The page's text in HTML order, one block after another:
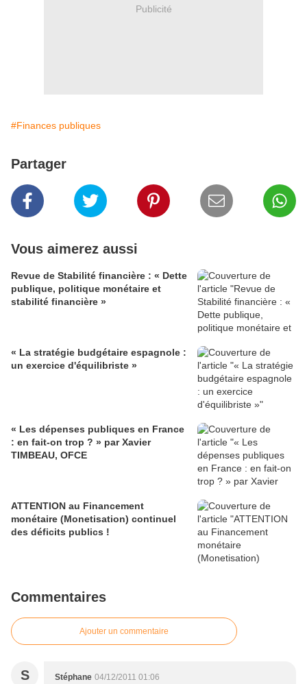
Publicité
#Finances publiques
Partager
Vous aimerez aussi
Revue de Stabilité financière : « Dette
publique, politique monétaire et
stabilité financière »
« La stratégie budgétaire espagnole :
un exercice d'équilibriste »
« Les dépenses publiques en France
: en fait-on trop ? » par Xavier
TIMBEAU, OFCE
ATTENTION au Financement
monétaire (Monetisation) continuel
des déficits publics !
Commentaires
Ajouter un commentaire
S Stéphane 04/12/2011 01:06